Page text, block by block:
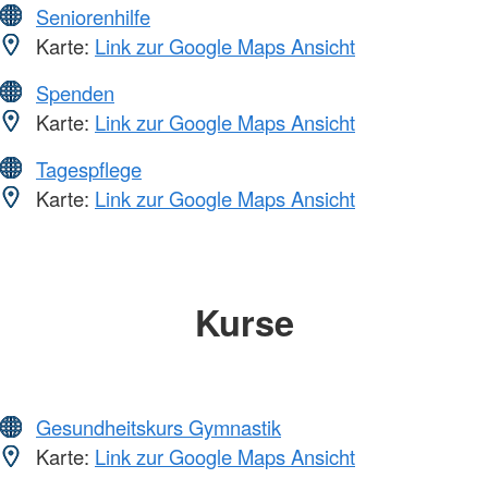
Seniorenhilfe
Karte: Link zur Google Maps Ansicht
Spenden
Karte: Link zur Google Maps Ansicht
Tagespflege
Karte: Link zur Google Maps Ansicht
Kurse
Gesundheitskurs Gymnastik
Karte: Link zur Google Maps Ansicht